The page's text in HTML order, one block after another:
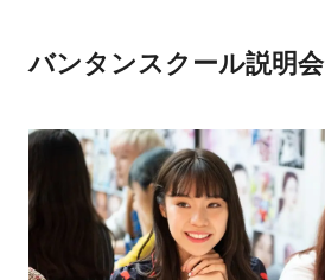
バンタンスクール説明会